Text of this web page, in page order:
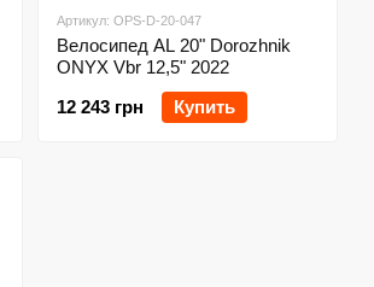
Артикул: OPS-D-20-047
Велосипед AL 20" Dorozhnik
ONYX Vbr 12,5" 2022
12 243 грн
Купить